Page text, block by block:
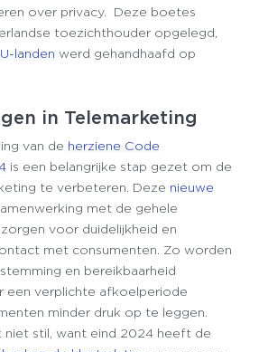
over privacy. Deze boetes
toezichthouder opgelegd,
landen werd gehandhaafd op
in Telemarketing
van de herziene Code
is een belangrijke stap gezet om de
te verbeteren. Deze nieuwe
met de gehele
voor duidelijkheid en
met consumenten. Zo worden
en bereikbaarheid
een verplichte afkoelperiode
minder druk op te leggen.
niet stil, want eind 2024 heeft de